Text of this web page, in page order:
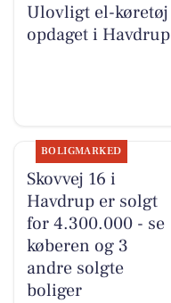
Ulovligt el-køretøj
opdaget i Havdrup
BOLIGMARKED
Skovvej 16 i
Havdrup er solgt
for 4.300.000 - se
køberen og 3
andre solgte
boliger